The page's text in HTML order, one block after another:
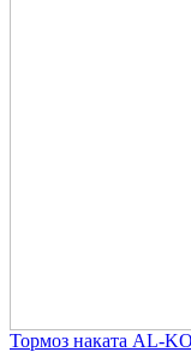
Тормоз наката AL-